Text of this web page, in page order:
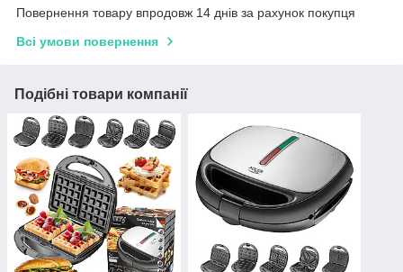
Повернення товару впродовж 14 днів за рахунок покупця
Всі умови повернення
Подібні товари компанії